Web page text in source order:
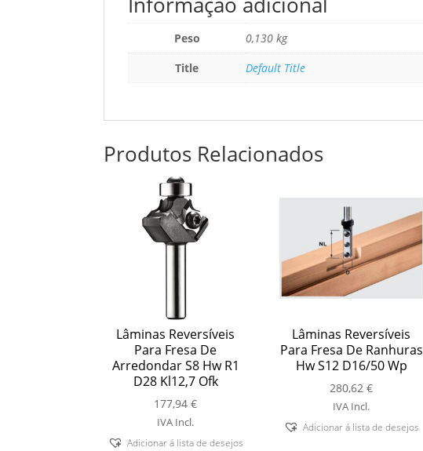
Peso
0,130 kg
Title
Default Title
Produtos Relacionados
Lâminas Reversíveis
Para Fresa De
Arredondar S8 Hw R1
D28 Kl12,7 Ofk
177,94€
IVA Incl.
Adicionar á lista de desejos
Lâminas Reversíveis
Para Fresa De Ranhuras
Hw S12 D16/50 Wp
280,62€
IVA Incl.
Adicionar á lista de desejos